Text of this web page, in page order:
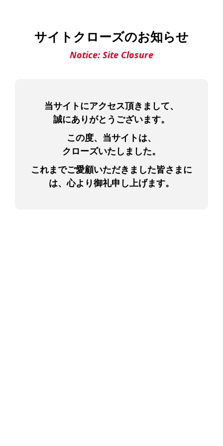
サイトクローズのお知らせ
Notice: Site Closure
当サイトにアクセス頂きまして、
誠にありがとうございます。
この度、当サイトは、
クローズいたしました。
これまでご愛顧いただきました皆さまに
は、心より御礼申し上げます。